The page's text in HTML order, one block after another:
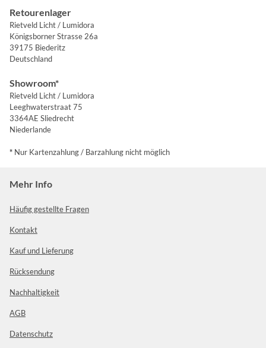
Retourenlager
Rietveld Licht / Lumidora
Königsborner Strasse 26a
39175 Biederitz
Deutschland
Showroom*
Rietveld Licht / Lumidora
Leeghwaterstraat 75
3364AE Sliedrecht
Niederlande
* Nur Kartenzahlung / Barzahlung nicht möglich
Mehr Info
Häufig gestellte Fragen
Kontakt
Kauf und Lieferung
Rücksendung
Nachhaltigkeit
AGB
Datenschutz